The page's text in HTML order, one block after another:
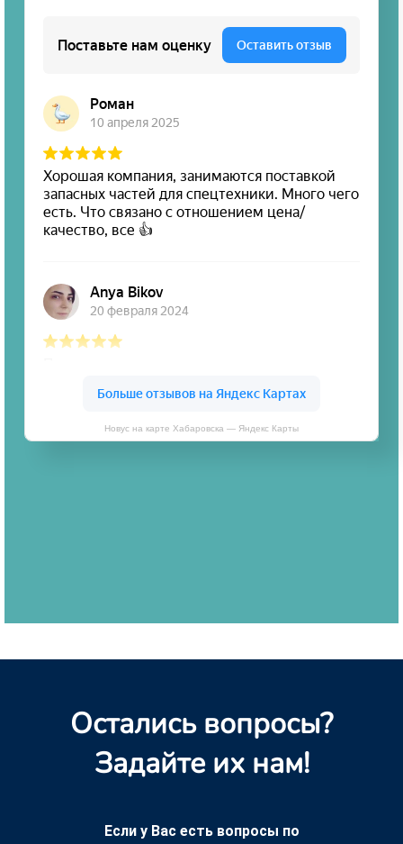
Новус на карте Хабаровска — Яндекс Карты
Остались вопросы?
Задайте их нам!
Если у Вас есть вопросы по